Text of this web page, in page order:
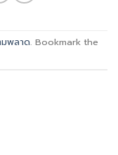
มพลาด. Bookmark the